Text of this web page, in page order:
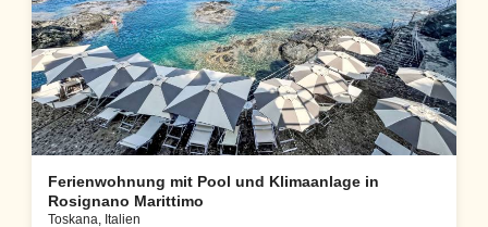
Ferienwohnung mit Pool und Klimaanlage in
Rosignano Marittimo
Toskana, Italien